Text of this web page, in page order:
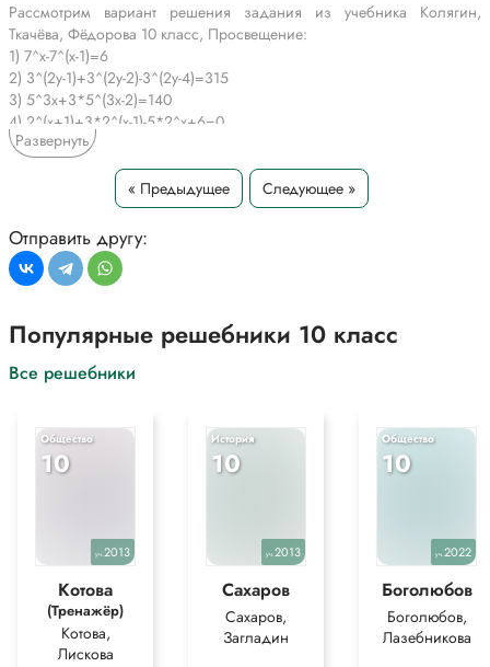
Рассмотрим вариант решения задания из учебника Колягин,
Ткачёва, Фёдорова 10 класс, Просвещение:
1) 7^x-7^(x-1)=6
2) 3^(2y-1)+3^(2y-2)-3^(2y-4)=315
3) 5^3x+3*5^(3x-2)=140
4) 2^(x+1)+3*2^(x-1)-5*2^x+6=0
*Текст задания приводится исключительно в образовательных целях
для более полного понимания решения.
Развернуть
« Предыдущее Следующее »
Отправить другу:
Популярные решебники 10 класс
Все решебники
Общество
10
уч.2013
Котова
(Тренажёр)
Котова,
Лискова
История
10
уч.2013
Сахаров
Сахаров,
Загладин
Общество
10
уч.2022
Боголюбов
Боголюбов,
Лазебникова